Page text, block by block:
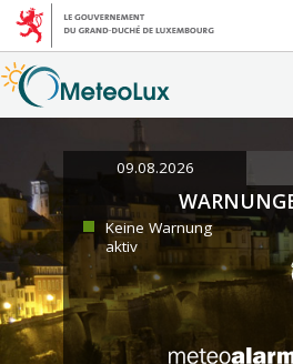
09.08.2026
Keine Warnung
aktiv